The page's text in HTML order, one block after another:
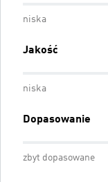
niska
Jakość
niska
Dopasowanie
zbyt dopasowane